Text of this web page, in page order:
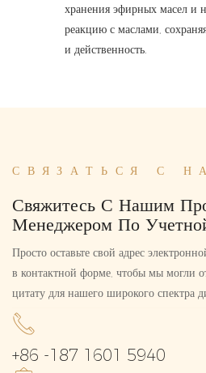
хранения эфирных масел и
реакцию с маслами,
и действенность.
СВЯЗАТЬСЯ С
Свяжитесь С Нашим
Менеджером По
Просто оставьте свой адрес
в контактной форме, чтобы мы могли
цитату для нашего широкого спектра
+86 -187 1601 5940